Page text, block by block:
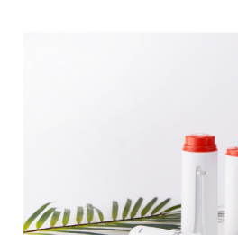
Tension Body - Il s’agit
sans air qui peut
cosmétique en